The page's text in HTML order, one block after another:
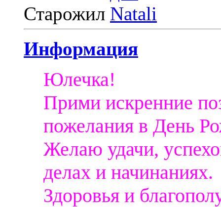
Старожил
Информация
Юлечка!
Прими искренние
пожелания в День
Желаю удачи,
делах и начинаниях.
Здоровья и